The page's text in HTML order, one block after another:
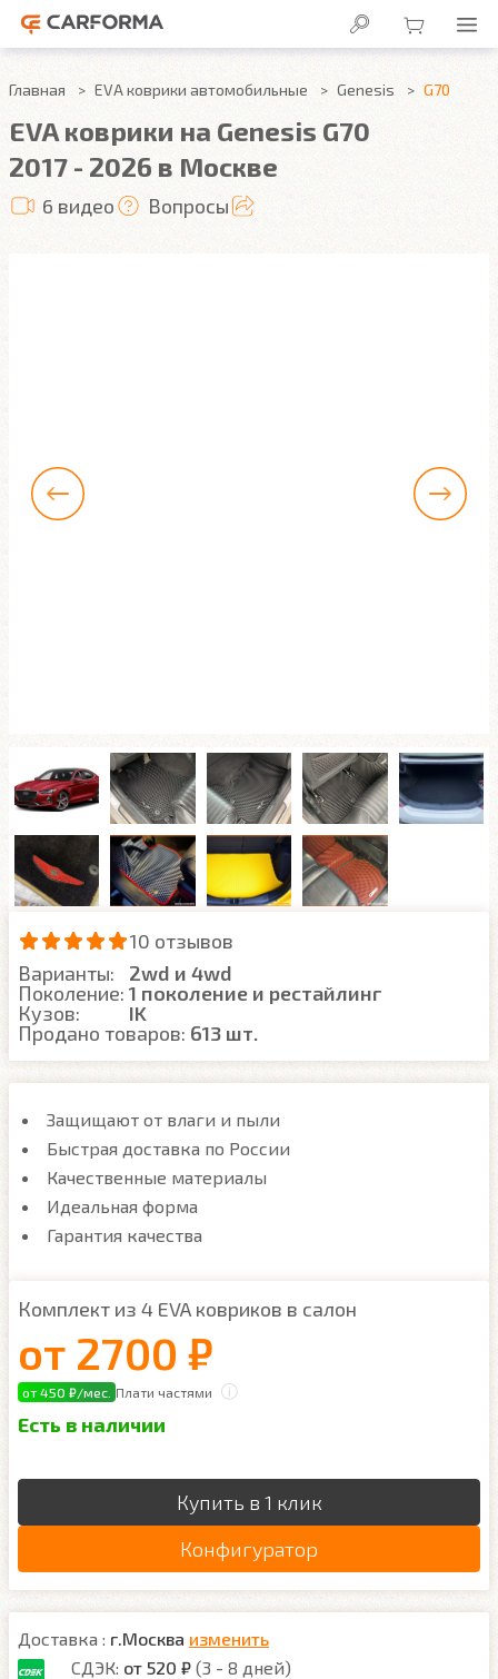
Главная EVA коврики автомобильные Genesis G70
EVA коврики на Genesis G70
2017 - 2026 в Москве
6 видео Вопросы
10 отзывов
Варианты:
2wd и 4wd
Поколение: 1 поколение и рестайлинг
Кузов:
IK
Продано товаров: 613 шт.
Защищают от влаги и пыли
Быстрая доставка по России
Качественные материалы
Идеальная форма
Гарантия качества
Комплект из 4 EVA ковриков в салон
от 2700 ₽
от 450 ₽/мес. Плати частями
Есть в наличии
Купить в 1 клик
Конфигуратор
Доставка : г.Москва изменить
СДЭК: от 520 ₽ (3 - 8 дней)